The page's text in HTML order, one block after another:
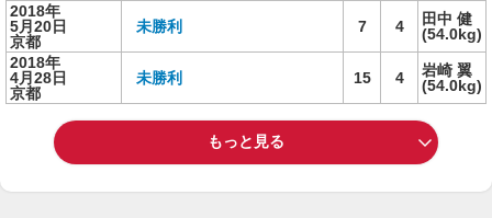
2018年
5月20日
京都
未勝利 7 4
田中 健
(54.0kg)
2018年
4月28日
京都
未勝利 15 4
岩崎 翼
(54.0kg)
もっと見る